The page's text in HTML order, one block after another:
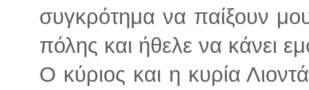
συγκρότημα να παίξουν
πόλης και ήθελε να κάνει
Ο κύριος και η κυρία